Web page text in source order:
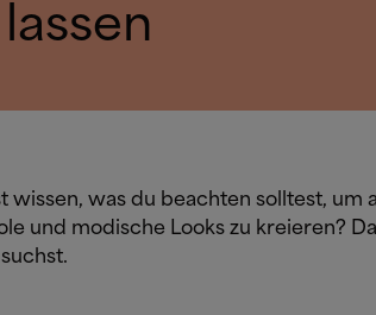
wissen, was du beachten solltest, um
und modische Looks zu kreieren?